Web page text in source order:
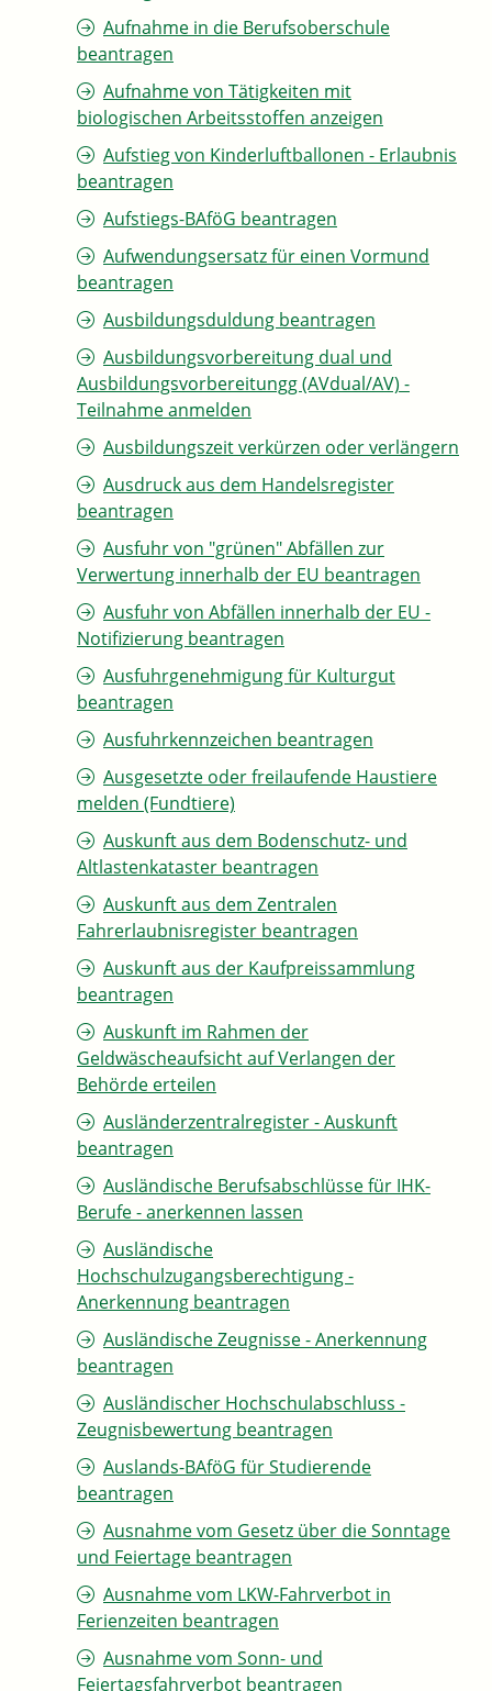
Aufnahme in die Berufsoberschule
beantragen
Aufnahme von Tätigkeiten mit
biologischen Arbeitsstoffen anzeigen
Aufstieg von Kinderluftballonen - Erlaubnis
beantragen
Aufstiegs-BAföG beantragen
Aufwendungsersatz für einen Vormund
beantragen
Ausbildungsduldung beantragen
Ausbildungsvorbereitung dual und
Ausbildungsvorbereitungg (AVdual/AV) -
Teilnahme anmelden
Ausbildungszeit verkürzen oder verlängern
Ausdruck aus dem Handelsregister
beantragen
Ausfuhr von "grünen" Abfällen zur
Verwertung innerhalb der EU beantragen
Ausfuhr von Abfällen innerhalb der EU -
Notifizierung beantragen
Ausfuhrgenehmigung für Kulturgut
beantragen
Ausfuhrkennzeichen beantragen
Ausgesetzte oder freilaufende Haustiere
melden (Fundtiere)
Auskunft aus dem Bodenschutz- und
Altlastenkataster beantragen
Auskunft aus dem Zentralen
Fahrerlaubnisregister beantragen
Auskunft aus der Kaufpreissammlung
beantragen
Auskunft im Rahmen der
Geldwäscheaufsicht auf Verlangen der
Behörde erteilen
Ausländerzentralregister - Auskunft
beantragen
Ausländische Berufsabschlüsse für IHK-
Berufe - anerkennen lassen
Ausländische
Hochschulzugangsberechtigung -
Anerkennung beantragen
Ausländische Zeugnisse - Anerkennung
beantragen
Ausländischer Hochschulabschluss -
Zeugnisbewertung beantragen
Auslands-BAföG für Studierende
beantragen
Ausnahme vom Gesetz über die Sonntage
und Feiertage beantragen
Ausnahme vom LKW-Fahrverbot in
Ferienzeiten beantragen
Ausnahme vom Sonn- und
Feiertagsfahrverbot beantragen